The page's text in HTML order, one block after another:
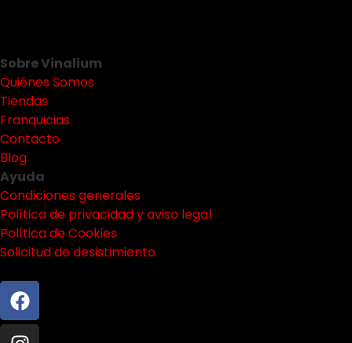
Sobre Vinalium
Quiénes Somos
Tiendas
Franquicias
Contacto
Blog
Ayuda
Condiciones generales
Política de privacidad y aviso legal
Política de Cookies
Solicitud de desistimiento